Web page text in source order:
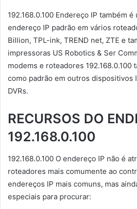
192.168.0.100 Endereço IP também é
endereço IP padrão em vários
Billion, TPL-ink, TREND net, ZTE e
impressoras US Robotics & Ser
modems e roteadores 192.168.0.100
como padrão em outros dispositivos
DVRs.
RECURSOS DO
192.168.0.100
192.168.0.100 O endereço IP não é
roteadores mais comumente ao
endereços IP mais comuns, mas
especiais para procurar: